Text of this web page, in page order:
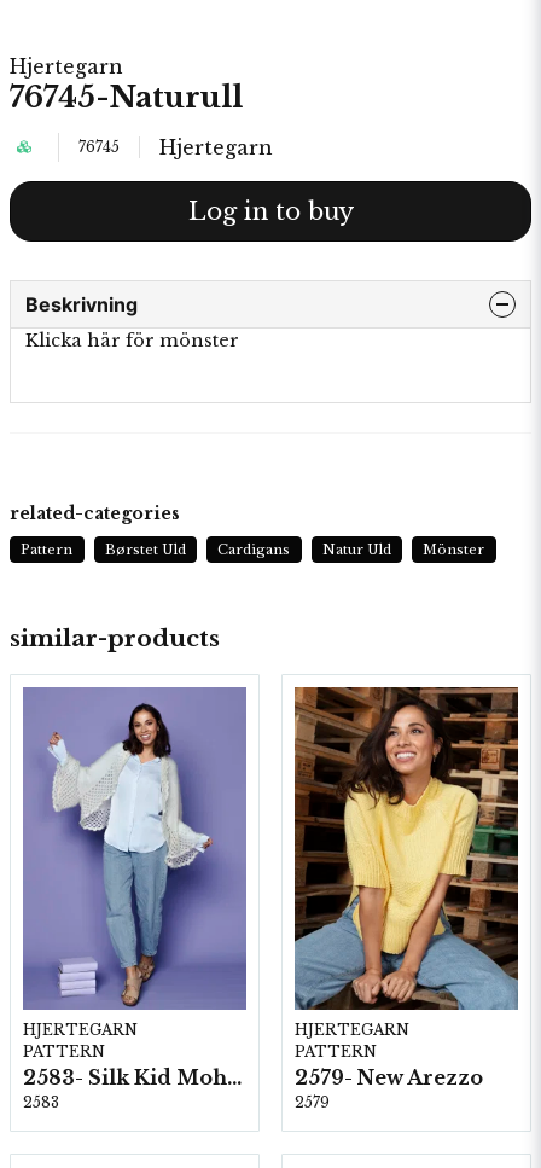
Hjertegarn
76745-Naturull
76745 Hjertegarn
Log in to buy
Beskrivning
Klicka här för mönster
similar-products
HJERTEGARN
PATTERN
2583- Silk Kid Mohair
2583
HJERTEGARN
PATTERN
2579- New Arezzo
2579
related-categories
Pattern Børstet Uld Cardigans Natur Uld Mönster